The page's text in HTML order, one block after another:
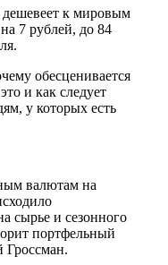
дешевеет к мировым
7 рублей, до 84
обесценивается
и как следует
у которых есть
валютам на
сырье и сезонного
портфельный